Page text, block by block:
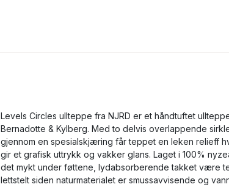
Levels Circles ullteppe fra NJRD er et håndtuftet
Bernadotte & Kylberg. Med to delvis overlappende
gjennom en spesialskjæring får teppet en leken relieff
gir et grafisk uttrykk og vakker glans. Laget i 100%
det mykt under føttene, lydabsorberende takket være
lettstelt siden naturmaterialet er smussavvisende og